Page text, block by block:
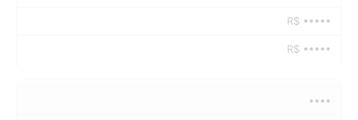
R$ •••••
R$ •••••
••••